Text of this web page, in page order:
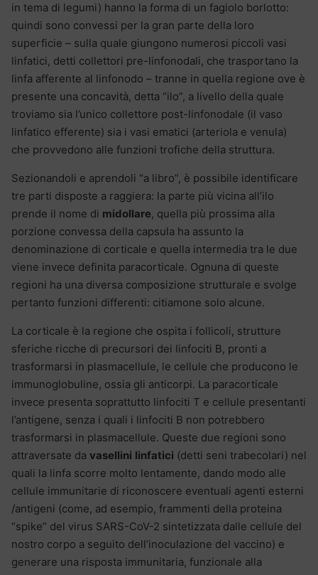
in tema di legumi) hanno la forma di un fagiolo borlotto:
quindi sono convessi per la gran parte della loro
superficie – sulla quale giungono numerosi piccoli vasi
linfatici, detti collettori pre-linfonodali, che trasportano la
linfa afferente al linfonodo – tranne in quella regione ove è
presente una concavità, detta “ilo”, a livello della quale
troviamo sia l’unico collettore post-linfonodale (il vaso
linfatico efferente) sia i vasi ematici (arteriola e venula)
che provvedono alle funzioni trofiche della struttura.
Sezionandoli e aprendoli “a libro”, è possibile identificare
tre parti disposte a raggiera: la parte più vicina all’ilo
prende il nome di midollare, quella più prossima alla
porzione convessa della capsula ha assunto la
denominazione di corticale e quella intermedia tra le due
viene invece definita paracorticale. Ognuna di queste
regioni ha una diversa composizione strutturale e svolge
pertanto funzioni differenti: citiamone solo alcune.
La corticale è la regione che ospita i follicoli, strutture
sferiche ricche di precursori dei linfociti B, pronti a
trasformarsi in plasmacellule, le cellule che producono le
immunoglobuline, ossia gli anticorpi. La paracorticale
invece presenta soprattutto linfociti T e cellule presentanti
l’antigene, senza i quali i linfociti B non potrebbero
trasformarsi in plasmacellule. Queste due regioni sono
attraversate da vasellini linfatici (detti seni trabecolari) nel
quali la linfa scorre molto lentamente, dando modo alle
cellule immunitarie di riconoscere eventuali agenti esterni
/antigeni (come, ad esempio, frammenti della proteina
“spike” del virus SARS-CoV-2 sintetizzata dalle cellule del
nostro corpo a seguito dell’inoculazione del vaccino) e
generare una risposta immunitaria, funzionale alla